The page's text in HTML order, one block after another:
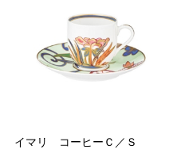
イマリ コーヒーＣ／Ｓ